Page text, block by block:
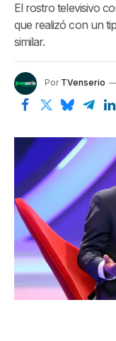
El rostro televisivo
que realizó con un
similar.
Por TVenserio